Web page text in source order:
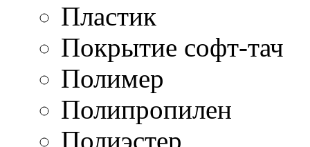
Пластик
Покрытие софт-тач
Полимер
Полипропилен
Полиэстер